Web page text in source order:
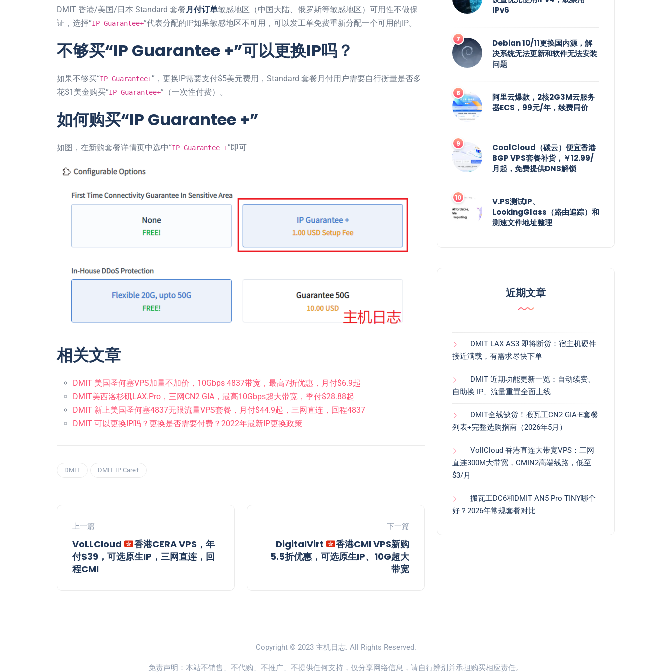
DMIT 香港/美国/日本 Standard 套餐月付订单敏感地区（中国大陆、俄罗斯等敏感地区）可用性不做保
证，选择“IP Guarantee+”代表分配的IP如果敏感地区不可用，可以发工单免费重新分配一个可用的IP。
不够买“IP Guarantee +”可以更换IP吗？
如果不够买“IP Guarantee+”，更换IP需要支付$5美元费用，Standard 套餐月付用户需要自行衡量是否多
花$1美金购买“IP Guarantee+”（一次性付费）。
如何购买“IP Guarantee +”
如图，在新购套餐详情页中选中“IP Guarantee +”即可
相关文章
DMIT 美国圣何塞VPS加量不加价，10Gbps 4837带宽，最高7折优惠，月付$6.9起
DMIT美西洛杉矶LAX.Pro，三网CN2 GIA，最高10Gbps超大带宽，季付$28.88起
DMIT 新上美国圣何塞4837无限流量VPS套餐，月付$44.9起，三网直连，回程4837
DMIT 可以更换IP吗？更换是否需要付费？2022年最新IP更换政策
DMIT DMIT IP Care+
上一篇
VoLLCloud
香港CERA VPS，年
付$39，可选原生IP，三网直连，回
程CMI
下一篇
DigitalVirt
香港CMI VPS新购
5.5折优惠，可选原生IP、10G超大
带宽
IPv6
Debian 10/11更换国内源，解
决系统无法更新和软件无法安装
问题
阿里云爆款，2核2G3M云服务
器ECS，99元/年，续费同价
CoalCloud（碳云）便宜香港
BGP VPS套餐补货，￥12.99/
月起，免费提供DNS解锁
V.PS测试IP、
LookingGlass（路由追踪）和
测速文件地址整理
近期文章
DMIT LAX AS3 即将断货：宿主机硬件
接近满载，有需求尽快下单
DMIT 近期功能更新一览：自动续费、
自助换 IP、流量重置全面上线
DMIT全线缺货！搬瓦工CN2 GIA-E套餐
列表+完整选购指南（2026年5月）
VollCloud 香港直连大带宽VPS：三网
直连300M大带宽，CMIN2高端线路，低至
$3/月
搬瓦工DC6和DMIT AN5 Pro TINY哪个
好？2026年常规套餐对比
Copyright © 2023 主机日志. All Rights Reserved.
免责声明：本站不销售、不代购、不推广、不提供任何支持，仅分享网络信息，请自行辨别并承担购买相应责任。